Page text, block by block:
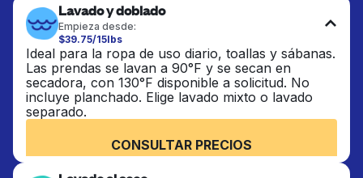
Lavado y doblado
Empieza desde:
$39.75/15lbs
Ideal para la ropa de uso diario, toallas y sábanas.
Las prendas se lavan a 90°F y se secan en
secadora, con 130°F disponible a solicitud. No
incluye planchado. Elige lavado mixto o lavado
separado.
CONSULTAR PRECIOS